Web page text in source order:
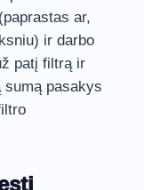
ar,
ir darbo
patį filtrą ir
pasakys